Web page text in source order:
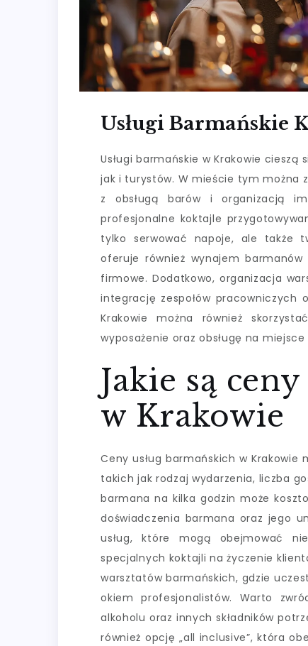
Usługi Barmańskie
Usługi barmańskie w Krakowie
jak i turystów. W mieście tym można
z obsługą barów i organizacją
profesjonalne koktajle
tylko serwować napoje, ale także
oferuje również wynajem
firmowe. Dodatkowo, organizacja
integrację zespołów pracowniczych
Krakowie można również
wyposażenie oraz obsługę na miejsce
Jakie są
w Krakowie
Ceny usług barmańskich w
takich jak rodzaj wydarzenia, liczba
barmana na kilka godzin może
doświadczenia barmana oraz jego
usług, które mogą obejmować
specjalnych koktajli na życzenie
warsztatów barmańskich, gdzie
okiem profesjonalistów. Warto
alkoholu oraz innych składników
również opcję „all inclusive”, która